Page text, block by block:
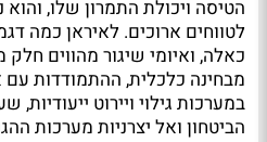
הטיסה ויכולת התמרון שלו,
לטווחים ארוכים. לאיראן כמה
כאלה, ואיומי שיגור מהווים
מבחינה כלכלית, ההתמודדות
במערכות גילוי ויירוט
הביטחון ואל יצרניות מערכות